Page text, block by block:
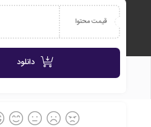
قیمت محتوا
دانلود